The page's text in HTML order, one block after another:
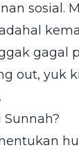
sosial.
out, yuk